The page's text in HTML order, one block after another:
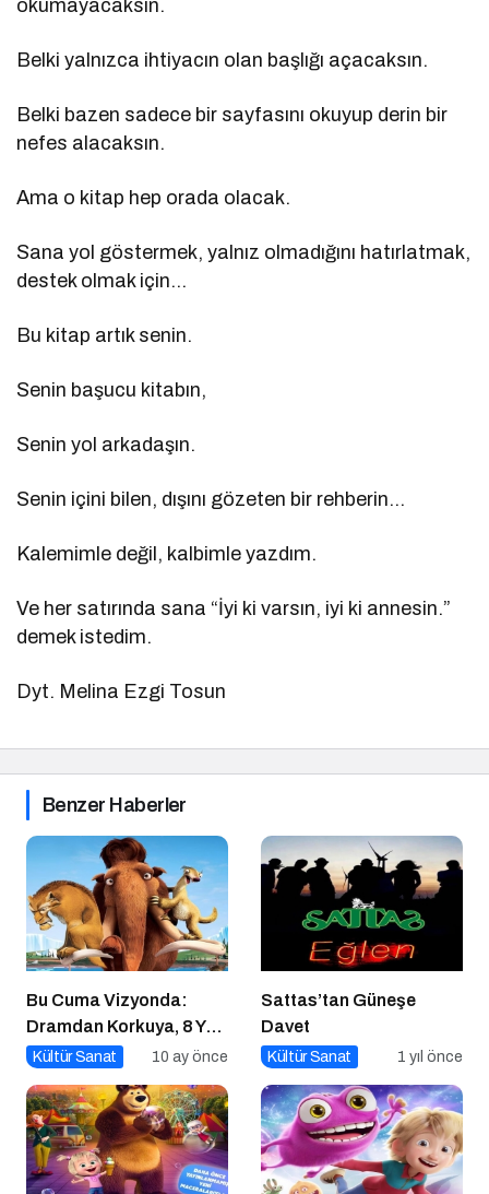
okumayacaksın.
Belki yalnızca ihtiyacın olan başlığı açacaksın.
Belki bazen sadece bir sayfasını okuyup derin bir
nefes alacaksın.
Ama o kitap hep orada olacak.
Sana yol göstermek, yalnız olmadığını hatırlatmak,
destek olmak için…
Bu kitap artık senin.
Senin başucu kitabın,
Senin yol arkadaşın.
Senin içini bilen, dışını gözeten bir rehberin…
Kalemimle değil, kalbimle yazdım.
Ve her satırında sana “İyi ki varsın, iyi ki annesin.”
demek istedim.
Dyt. Melina Ezgi Tosun
Benzer Haberler
Bu Cuma Vizyonda:
Dramdan Korkuya, 8 Yeni
Film Sinemaseverlerle
Kültür Sanat 10 ay önce
Sattas’tan Güneşe
Davet
Kültür Sanat 1 yıl önce